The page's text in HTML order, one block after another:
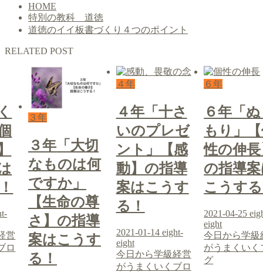
HOME
特別の教科 道徳
道徳のイイ板書づくり４つのポイント
RELATED POST
営
ロ
３年
３年「大切
なものは何
ですか」
【生命の尊
さ】の指導
案はこうす
る！
４年
４年「十さ
いのプレゼ
ント」【感
動】の指導
案はこうす
る！
2021-01-14 eight-
eight
今日から学級経営
がうまくいくブロ
６年
６年「
もり」
性の伸
の指導
こうす
2021-04-25
eight
今日から学級
がうまくいく
グ